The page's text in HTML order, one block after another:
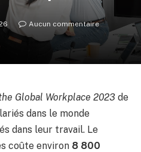
Aucun commentaire
Global Workplace 2023 de
dans le monde
dans leur travail. Le
coûte environ 8 800